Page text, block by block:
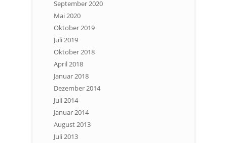
September 2020
Mai 2020
Oktober 2019
Juli 2019
Oktober 2018
April 2018
Januar 2018
Dezember 2014
Juli 2014
Januar 2014
August 2013
Juli 2013